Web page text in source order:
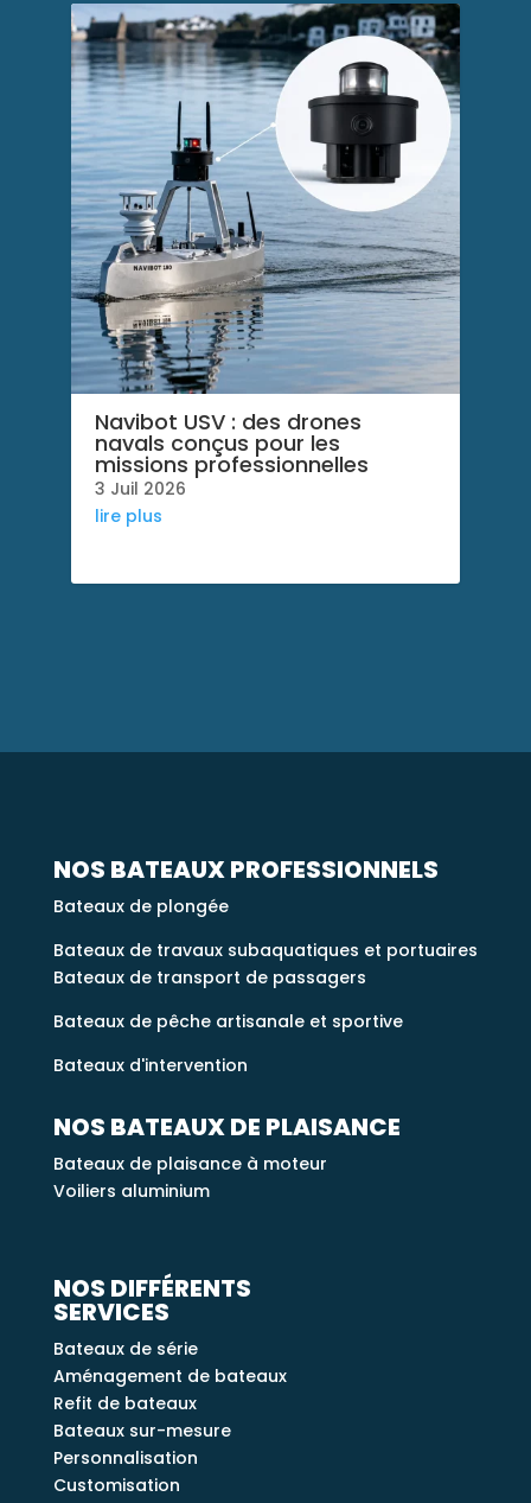
Navibot USV : des drones
navals conçus pour les
missions professionnelles
3 Juil 2026
lire plus
NOS BATEAUX PROFESSIONNELS
Bateaux de plongée
Bateaux de travaux subaquatiques et portuaires
Bateaux de transport de passagers
Bateaux de pêche artisanale et sportive
Bateaux d'intervention
NOS BATEAUX DE PLAISANCE
Bateaux de plaisance à moteur
Voiliers aluminium
NOS DIFFÉRENTS
SERVICES
Bateaux de série
Aménagement de bateaux
Refit de bateaux
Bateaux sur-mesure
Personnalisation
Customisation